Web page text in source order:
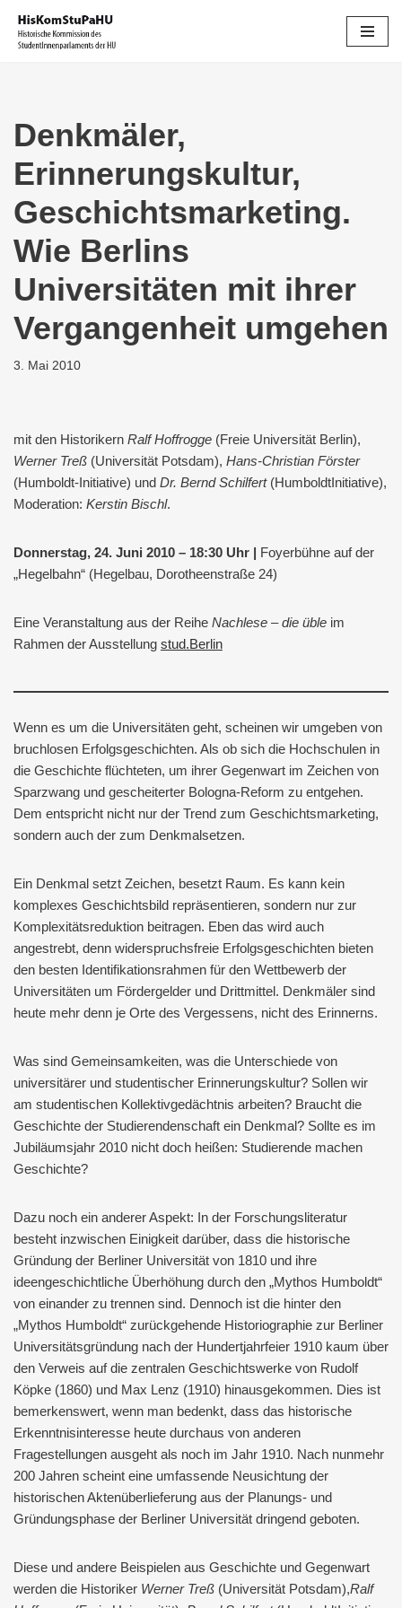
Zum
Denkmäler,
Erinnerungskultur,
Geschichtsmarketing.
Wie Berlins
Universitäten mit ihrer
Vergangenheit umgehen
3. Mai 2010
mit den Historikern Ralf Hoffrogge (Freie Universität Berlin),
Werner Treß (Universität Potsdam), Hans-Christian Förster
(Humboldt-Initiative) und Dr. Bernd Schilfert(HumboldtInitiative),
Moderation: Kerstin Bischl.
Donnerstag, 24. Juni 2010 – 18:30 Uhr | Foyerbühne auf der
„Hegelbahn“ (Hegelbau, Dorotheenstraße 24)
Eine Veranstaltung aus der Reihe Nachlese – die üble im
Rahmen der Ausstellung stud.Berlin
Wenn es um die Universitäten geht, scheinen wir umgeben von
bruchlosen Erfolgsgeschichten. Als ob sich die Hochschulen in
die Geschichte flüchteten, um ihrer Gegenwart im Zeichen von
Sparzwang und gescheiterter Bologna-Reform zu entgehen.
Dem entspricht nicht nur der Trend zum Geschichtsmarketing,
sondern auch der zum Denkmalsetzen.
Ein Denkmal setzt Zeichen, besetzt Raum. Es kann kein
komplexes Geschichtsbild repräsentieren, sondern nur zur
Komplexitätsreduktion beitragen. Eben das wird auch
angestrebt, denn widerspruchsfreie Erfolgsgeschichten bieten
den besten Identifikationsrahmen für den Wettbewerb der
Universitäten um Fördergelder und Drittmittel. Denkmäler sind
heute mehr denn je Orte des Vergessens, nicht des Erinnerns.
Was sind Gemeinsamkeiten, was die Unterschiede von
universitärer und studentischer Erinnerungskultur? Sollen wir
am studentischen Kollektivgedächtnis arbeiten? Braucht die
Geschichte der Studierendenschaft ein Denkmal? Sollte es im
Jubiläumsjahr 2010 nicht doch heißen: Studierende machen
Geschichte?
Dazu noch ein anderer Aspekt: In der Forschungsliteratur
besteht inzwischen Einigkeit darüber, dass die historische
Gründung der Berliner Universität von 1810 und ihre
ideengeschichtliche Überhöhung durch den „Mythos Humboldt“
von einander zu trennen sind. Dennoch ist die hinter den
„Mythos Humboldt“ zurückgehende Historiographie zur Berliner
Universitätsgründung nach der Hundertjahrfeier 1910 kaum über
den Verweis auf die zentralen Geschichtswerke von Rudolf
Köpke (1860) und Max Lenz (1910) hinausgekommen. Dies ist
bemerkenswert, wenn man bedenkt, dass das historische
Erkenntnisinteresse heute durchaus von anderen
Fragestellungen ausgeht als noch im Jahr 1910. Nach nunmehr
200 Jahren scheint eine umfassende Neusichtung der
historischen Aktenüberlieferung aus der Planungs- und
Gründungsphase der Berliner Universität dringend geboten.
Diese und andere Beispielen aus Geschichte und Gegenwart
werden die Historiker Werner Treß (Universität Potsdam),Ralf